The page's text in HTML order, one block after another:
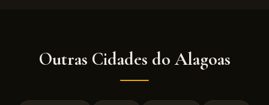
Outras Cidades doAlagoas